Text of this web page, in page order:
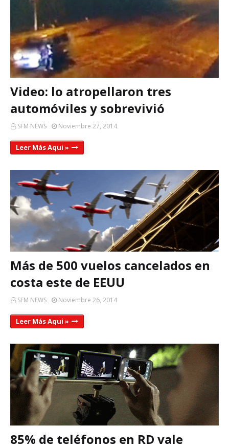
Video: lo atropellaron tres
automóviles y sobrevivió
SFM NEWS Noviembre 27, 2014
Leer Más Aqui »
Más de 500 vuelos cancelados en
costa este de EEUU
SFM NEWS Noviembre 26, 2014
Leer Más Aqui »
85% de teléfonos en RD vale